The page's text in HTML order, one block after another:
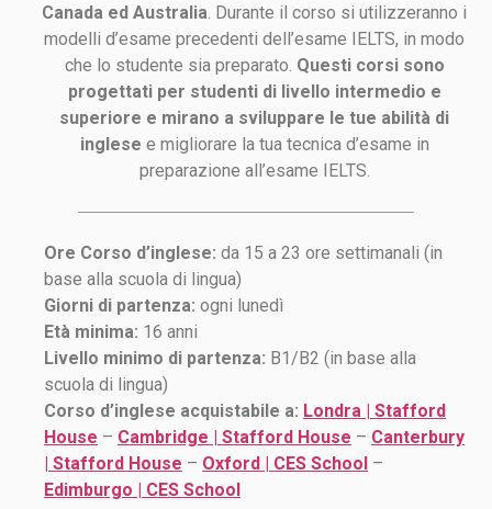
Canada ed Australia . Durante il corso si utilizzeranno i
modelli d’esame precedenti dell’esame IELTS, in modo
che lo studente sia preparato. Questi corsi sono
progettati per studenti di livello intermedio e
superiore e mirano a sviluppare le tue abilità di
inglese e migliorare la tua tecnica d’esame in
preparazione all’esame IELTS.
Ore Corso d’inglese: da 15 a 23 ore settimanali (in
base alla scuola di lingua)
Giorni di partenza: ogni lunedì
Età minima: 16 anni
Livello minimo di partenza: B1/B2 (in base alla
scuola di lingua)
Corso d’inglese acquistabile a: Londra | Stafford
House – Cambridge | Stafford House – Canterbury
| Stafford House – Oxford | CES School –
Edimburgo | CES School